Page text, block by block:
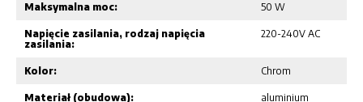
Maksymalna moc: 50 W
Napięcie zasilania, rodzaj napięcia
zasilania:
220-240V AC
Kolor: Chrom
Materiał (obudowa): aluminium